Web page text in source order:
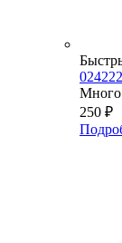
Много
250 ₽